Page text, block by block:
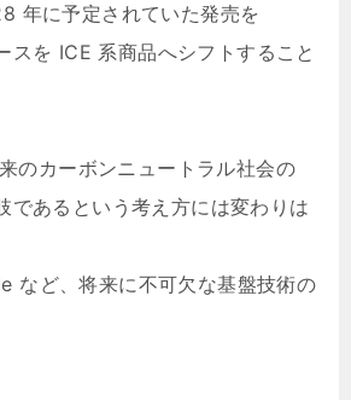
年に予定されていた発売を
スを ICE 系商品へシフトすること
のカーボンニュートラル社会の
であるという考え方には変わりは
など、将来に不可欠な基盤技術の